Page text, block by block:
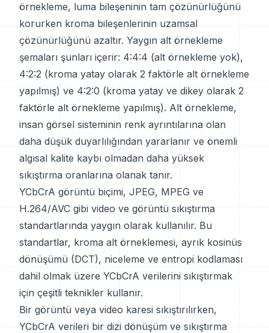
örnekleme, luma bileşeninin tam çözünürlüğünü
korurken kroma bileşenlerinin uzamsal
çözünürlüğünü azaltır. Yaygın alt örnekleme
şemaları şunları içerir: 4:4:4 (alt örnekleme yok),
4:2:2 (kroma yatay olarak 2 faktörle alt örnekleme
yapılmış) ve 4:2:0 (kroma yatay ve dikey olarak 2
faktörle alt örnekleme yapılmış). Alt örnekleme,
insan görsel sisteminin renk ayrıntılarına olan
daha düşük duyarlılığından yararlanır ve önemli
algısal kalite kaybı olmadan daha yüksek
sıkıştırma oranlarına olanak tanır.
YCbCrA görüntü biçimi, JPEG, MPEG ve
H.264/AVC gibi video ve görüntü sıkıştırma
standartlarında yaygın olarak kullanılır. Bu
standartlar, kroma alt örneklemesi, ayrık kosinüs
dönüşümü (DCT), niceleme ve entropi kodlaması
dahil olmak üzere YCbCrA verilerini sıkıştırmak
için çeşitli teknikler kullanır.
Bir görüntü veya video karesi sıkıştırılırken,
YCbCrA verileri bir dizi dönüşüm ve sıkıştırma